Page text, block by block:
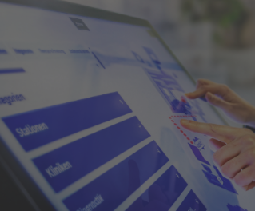
und Familiale